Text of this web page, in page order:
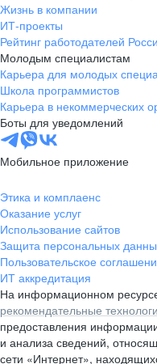
Жизнь в компании
ИТ-проекты
Рейтинг работодателей
Молодым специалистам
Карьера для молодых
Школа программистов
Карьера в некоммерческих
Боты для уведомлений
Мобильное приложение
Этика и комплаенс
Оказание услуг
Использование сайтов
Защита персональных
Пользовательское
ИТ аккредитация
На информационном
рекомендательные
предоставления
и анализа сведений,
сети «Интернет»,